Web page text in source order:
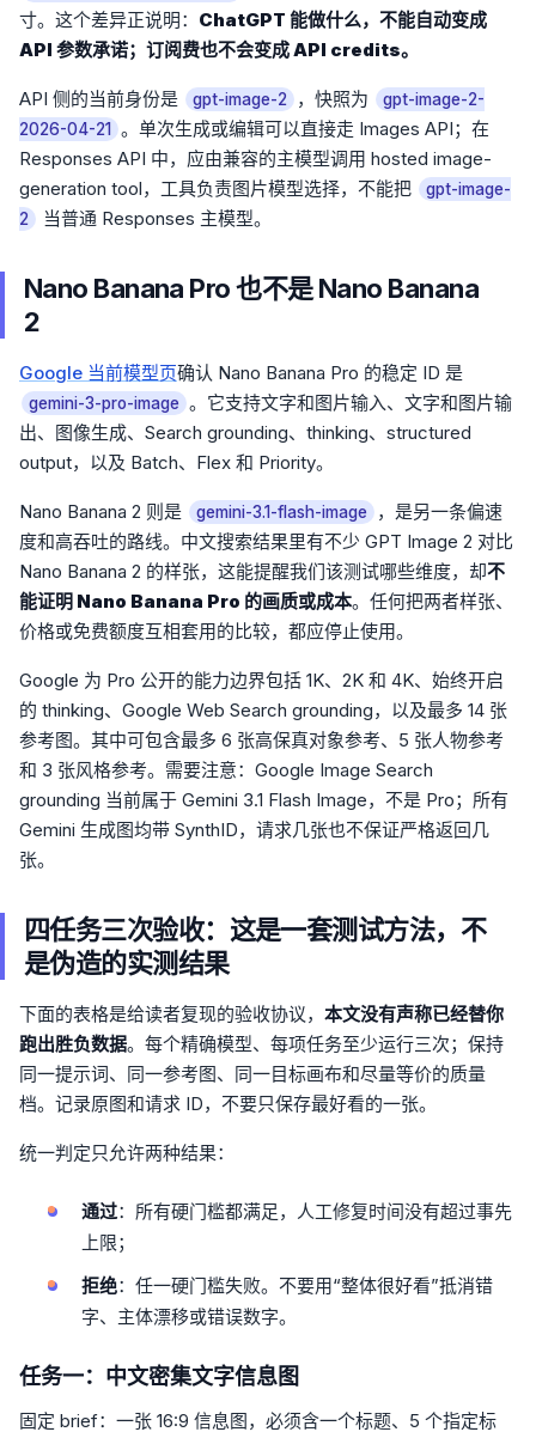
寸。这个差异正说明： ChatGPT 能做什么，不能自动变成
API 参数承诺；订阅费也不会变成 API credits。
API 侧的当前身份是 gpt-image-2 ，快照为
gpt-image-2-
2026-04-21
。单次生成或编辑可以直接走 Images API；在
Responses API 中，应由兼容的主模型调用 hosted image-
generation tool，工具负责图片模型选择，不能把
gpt-image-
2
当普通 Responses 主模型。
Nano Banana Pro 也不是 Nano Banana
2
Google 当前模型页确认 Nano Banana Pro 的稳定 ID 是
gemini-3-pro-image 。它支持文字和图片输入、文字和图片输
出、图像生成、Search grounding、thinking、structured
output，以及 Batch、Flex 和 Priority。
Nano Banana 2 则是 gemini-3.1-flash-image
，是另一条偏速
度和高吞吐的路线。中文搜索结果里有不少 GPT Image 2 对比
Nano Banana 2 的样张，这能提醒我们该测试哪些维度，却不
能证明 Nano Banana Pro 的画质或成本。任何把两者样张、
价格或免费额度互相套用的比较，都应停止使用。
Google 为 Pro 公开的能力边界包括 1K、2K 和 4K、始终开启
的 thinking、Google Web Search grounding，以及最多 14 张
参考图。其中可包含最多 6 张高保真对象参考、5 张人物参考
和 3 张风格参考。需要注意：Google Image Search
grounding 当前属于 Gemini 3.1 Flash Image，不是 Pro；所有
Gemini 生成图均带 SynthID，请求几张也不保证严格返回几
张。
四任务三次验收：这是一套测试方法，不
是伪造的实测结果
下面的表格是给读者复现的验收协议， 本文没有声称已经替你
跑出胜负数据。每个精确模型、每项任务至少运行三次；保持
同一提示词、同一参考图、同一目标画布和尽量等价的质量
档。记录原图和请求 ID，不要只保存最好看的一张。
统一判定只允许两种结果：
通过：所有硬门槛都满足，人工修复时间没有超过事先
上限；
拒绝：任一硬门槛失败。不要用“整体很好看”抵消错
字、主体漂移或错误数字。
任务一：中文密集文字信息图
固定 brief：一张 16:9 信息图，必须含一个标题、5 个指定标